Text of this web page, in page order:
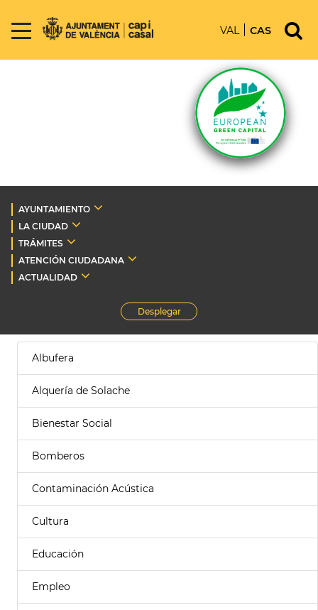
VAL CAS
AYUNTAMIENTO
LA CIUDAD
TRÁMITES
ATENCIÓN CIUDADANA
ACTUALIDAD
Desplegar
Albufera
Alquería de Solache
Bienestar Social
Bomberos
Contaminación Acústica
Cultura
Educación
Empleo